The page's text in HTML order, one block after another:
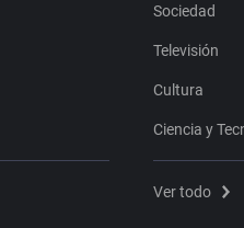
Sociedad
Televisión
Cultura
Ciencia y
Ver todo